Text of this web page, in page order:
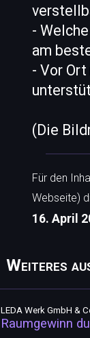
-
am
- Vor
(Die
Für den
Webseite)
16. April
Weiteres
LEDA Werk GmbH &
Raumgewinn